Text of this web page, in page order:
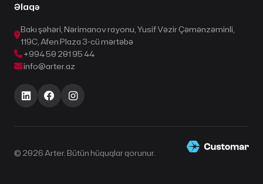
Əlaqə
Bakı şəhəri, Nərimanov rayonu, Yusif Vəzir Çəmənzəminli,
119C, Afen Plaza 3-cü mərtəbə
+994 50 201 95 44
info@arter.az
© 2026 Arter. Bütün hüquqlar qorunur.